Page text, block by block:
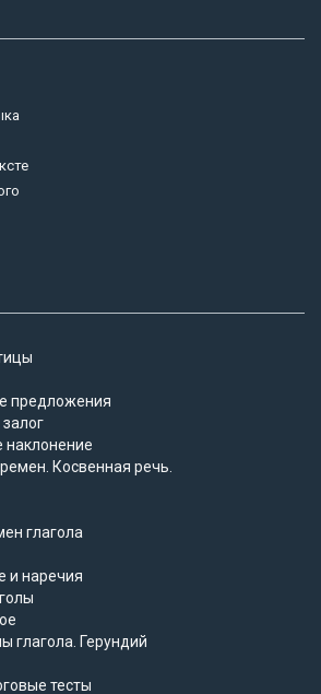
предложения
наклонение
Косвенная речь.
глагола
и наречия
глагола. Герундий
тесты